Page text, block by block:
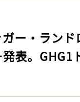
ガー・ラン
表。GHG1